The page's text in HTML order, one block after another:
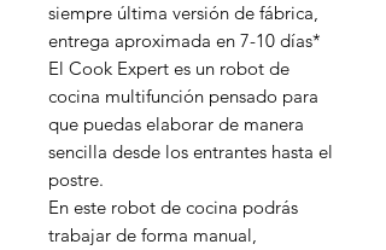
siempre última versión de fábrica,
entrega aproximada en 7-10 días*
El Cook Expert es un robot de
cocina multifunción pensado para
que puedas elaborar de manera
sencilla desde los entrantes hasta el
postre.
En este robot de cocina podrás
trabajar de forma manual,